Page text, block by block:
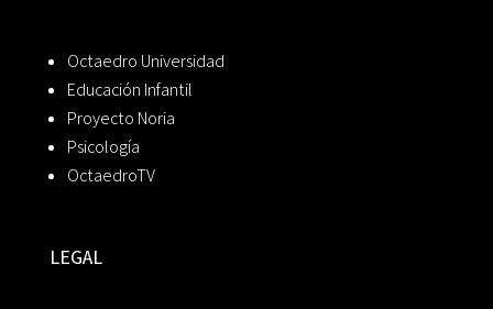
Octaedro Universidad
Educación Infantil
Proyecto Noria
Psicología
OctaedroTV
LEGAL